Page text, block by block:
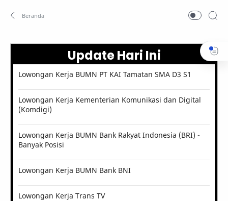
Update Hari Ini
Lowongan Kerja BUMN PT KAI Tamatan SMA D3 S1
Lowongan Kerja Kementerian Komunikasi dan Digital
(Komdigi)
Lowongan Kerja BUMN Bank Rakyat Indonesia (BRI) -
Banyak Posisi
Lowongan Kerja BUMN Bank BNI
Lowongan Kerja Trans TV